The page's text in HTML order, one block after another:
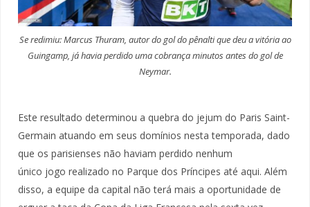
Se redimiu: Marcus Thuram, autor do gol do pênalti que deu a vitória ao
Guingamp, já havia perdido uma cobrança minutos antes do gol de
Neymar.
Este resultado determinou a quebra do jejum do Paris Saint-
Germain atuando em seus domínios nesta temporada, dado
que os parisienses não haviam perdido nenhum
único jogo realizado no Parque dos Príncipes até aqui. Além
disso, a equipe da capital não terá mais a oportunidade de